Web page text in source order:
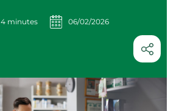
4 minutes 06/02/2026